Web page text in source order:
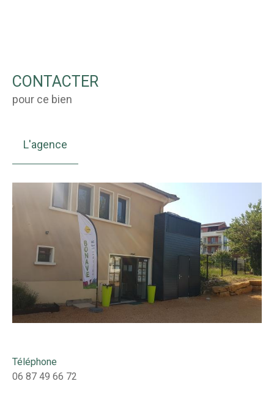
CONTACTER
pour ce bien
L'agence
Téléphone
06 87 49 66 72